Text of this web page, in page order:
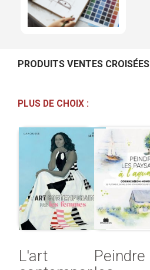
PRODUITS VENTES CROISÉES
PLUS DE CHOIX :
L'art
Peindre